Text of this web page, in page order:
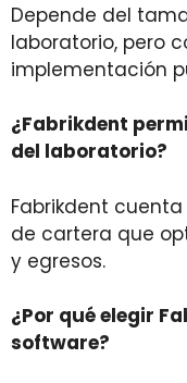
Depende del
laboratorio, pero
implementación
¿Fabrikdent
del laboratorio?
Fabrikdent
de cartera que
y egresos.
¿Por qué elegir
software?